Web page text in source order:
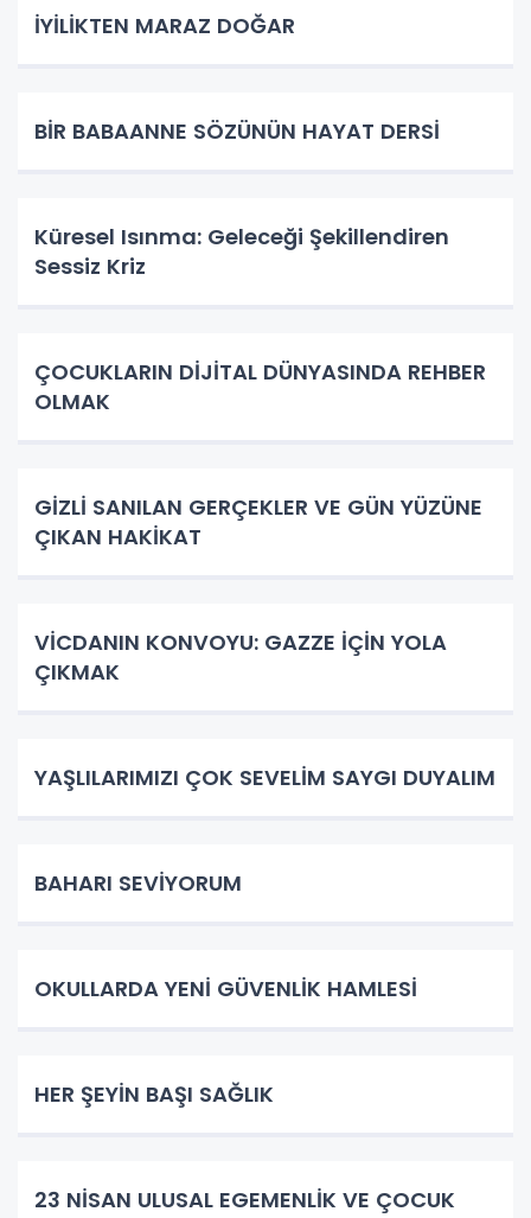
İYİLİKTEN MARAZ DOĞAR
BİR BABAANNE SÖZÜNÜN HAYAT DERSİ
Küresel Isınma: Geleceği Şekillendiren
Sessiz Kriz
ÇOCUKLARIN DİJİTAL DÜNYASINDA REHBER
OLMAK
GİZLİ SANILAN GERÇEKLER VE GÜN YÜZÜNE
ÇIKAN HAKİKAT
VİCDANIN KONVOYU: GAZZE İÇİN YOLA
ÇIKMAK
YAŞLILARIMIZI ÇOK SEVELİM SAYGI DUYALIM
BAHARI SEVİYORUM
OKULLARDA YENİ GÜVENLİK HAMLESİ
HER ŞEYİN BAŞI SAĞLIK
23 NİSAN ULUSAL EGEMENLİK VE ÇOCUK